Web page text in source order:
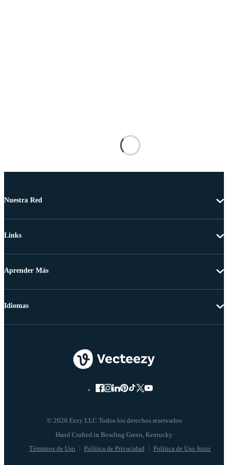
Nuestra Red
Links
Aprender Más
© 2026 Eezy LLC Todos los derechos reservados
Términos de Uso Política de Privacidad Política de Uso Justo
Idiomas